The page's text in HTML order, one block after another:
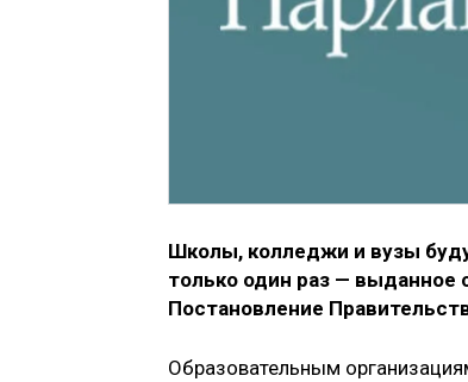
Школы, колледжи и вузы
только один раз — выданное
Постановление
Образовательным